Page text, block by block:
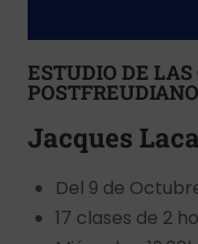
ESTUDIO DE LAS
Jacques
Del 9 de
17 clases de 2